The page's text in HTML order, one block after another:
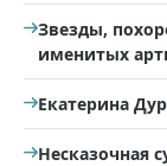
Звезды,
именитых
Екатерина
Несказочная